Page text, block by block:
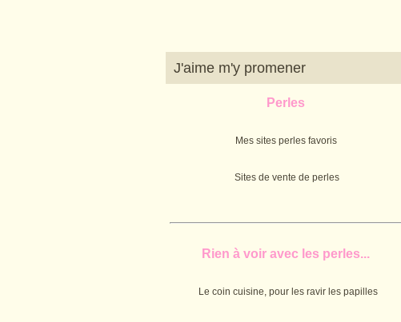
J'aime m'y promener
Perles
Mes sites perles favoris
Sites de vente de perles
Rien à voir avec les perles...
Le coin cuisine, pour les ravir les papilles